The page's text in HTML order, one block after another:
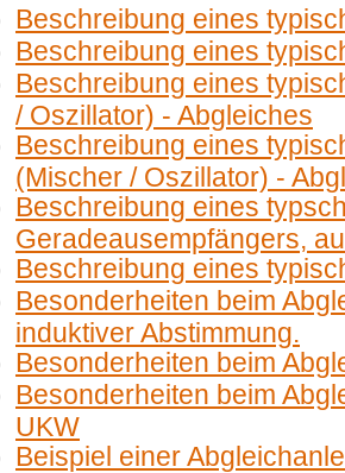
Beschreibung eines
Beschreibung eines
Beschreibung eines
/ Oszillator) - Abgleiches
Beschreibung eines
(Mischer / Oszillator) -
Beschreibung eines
Geradeausempfängers,
Beschreibung eines
Besonderheiten beim
induktiver Abstimmung.
Besonderheiten beim
Besonderheiten beim
UKW
Beispiel einer